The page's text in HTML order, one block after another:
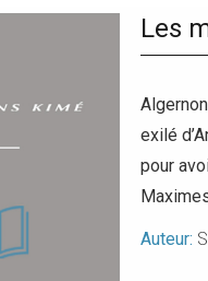
Les
exilé
pour
Auteur: